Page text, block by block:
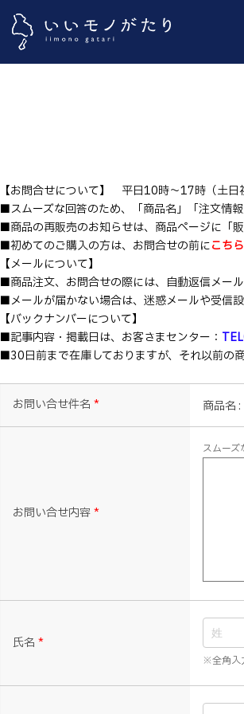
【お問合せについて】 平日10時～17時（土日
■スムーズな回答のため、「商品名」「注文情
■商品の再販売のお知らせは、商品ページに「
■初めてのご購入の方は、お問合せの前にこちら
【メールについて】
■商品注文、お問合せの際には、自動返信メー
■メールが届かない場合は、迷惑メールや受信
【バックナンバーについて】
■記事内容・掲載日は、お客さまセンター：
■30日前まで在庫しておりますが、それ以前の
お問い合せ件名 * 商品名
お問い合せ内容*
スムーズ
氏名 *
※全角入